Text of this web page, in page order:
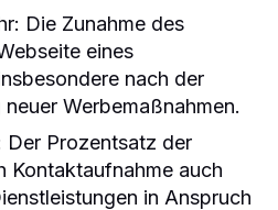
Die Zunahme des
eines
nach der
Werbemaßnahmen.
Der Prozentsatz der
Kontaktaufnahme auch
in Anspruch